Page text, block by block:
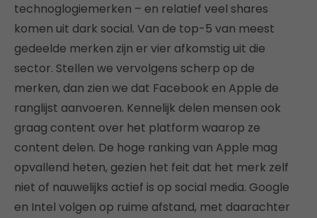
technoglogiemerken – en relatief veel shares
komen uit dark social. Van de top-5 van meest
gedeelde merken zijn er vier afkomstig uit die
sector. Stellen we vervolgens scherp op de
merken, dan zien we dat Facebook en Apple de
ranglijst aanvoeren. Kennelijk delen mensen ook
graag content over het platform waarop ze
content delen. De hoge ranking van Apple mag
opvallend heten, gezien het feit dat het merk zelf
niet of nauwelijks actief is op social media. Google
en Intel volgen op ruime afstand, met daarachter